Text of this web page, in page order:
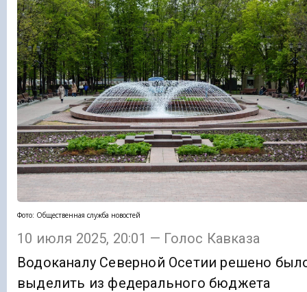
Фото: Общественная служба новостей
10 июля 2025, 20:01 — Голос Кавказа
Водоканалу Северной Осетии решено
выделить из федерального бюджета